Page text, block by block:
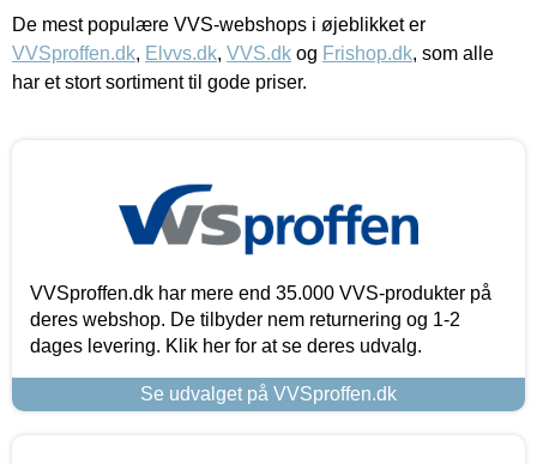
De mest populære VVS-webshops i øjeblikket er
VVSproffen.dk, Elvvs.dk, VVS.dk og Frishop.dk, som alle
har et stort sortiment til gode priser.
VVSproffen.dk har mere end 35.000 VVS-produkter på
deres webshop. De tilbyder nem returnering og 1-2
dages levering. Klik her for at se deres udvalg.
Se udvalget på VVSproffen.dk